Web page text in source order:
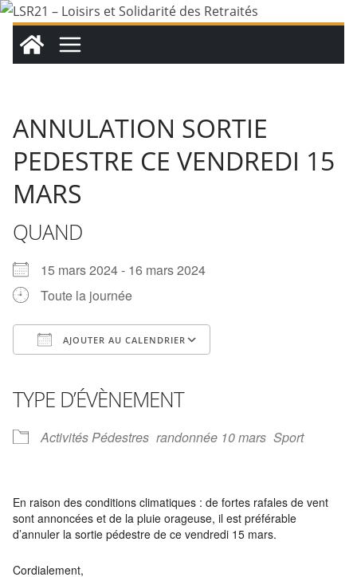
Passer
contenu
ANNULATION SORTIE
PEDESTRE CE VENDREDI 15
MARS
QUAND
15 mars 2024 - 16 mars 2024
Toute la journée
AJOUTER AU CALENDRIER
TYPE D’ÉVÈNEMENT
Activités Pédestres randonnée 10 mars Sport
En raison des conditions climatiques : de fortes rafales de vent
sont annoncées et de la pluie orageuse, il est préférable
d’annuler la sortie pédestre de ce vendredi 15 mars.
Cordialement,